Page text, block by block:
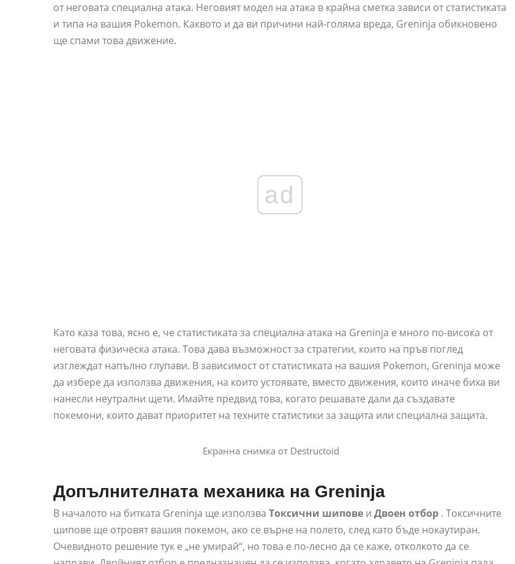
от неговата специална атака. Неговият модел на атака в крайна сметка зависи от статистиката
и типа на вашия Pokemon. Каквото и да ви причини най-голяма вреда, Greninja обикновено
ще спами това движение.
ad
Като каза това, ясно е, че статистиката за специална атака на Greninja е много по-висока от
неговата физическа атака. Това дава възможност за стратегии, които на пръв поглед
изглеждат напълно глупави. В зависимост от статистиката на вашия Pokemon, Greninja може
да избере да използва движения, на които устоявате, вместо движения, които иначе биха ви
нанесли неутрални щети. Имайте предвид това, когато решавате дали да създавате
покемони, които дават приоритет на техните статистики за защита или специална защита.
Екранна снимка от Destructoid
Допълнителната механика на Greninja
В началото на битката Greninja ще използва Токсични шипове и Двоен отбор . Токсичните
шипове ще отровят вашия покемон, ако се върне на полето, след като бъде нокаутиран.
Очевидното решение тук е „не умирай“, но това е по-лесно да се каже, отколкото да се